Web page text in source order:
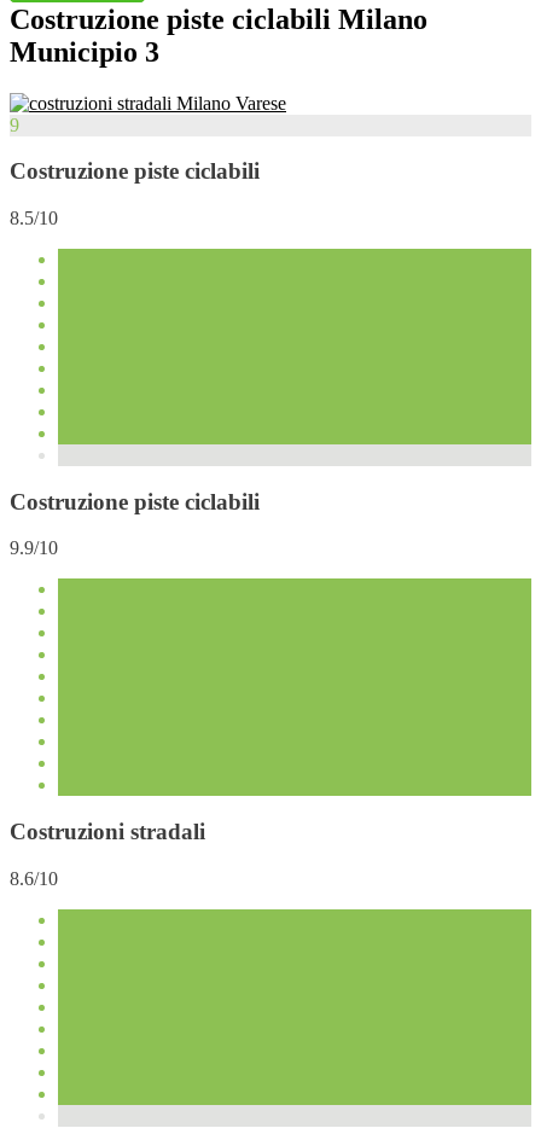
Costruzione piste ciclabili Milano
Municipio 3
9
Costruzione piste ciclabili
8.5/10
Costruzione piste ciclabili
9.9/10
Costruzioni stradali
8.6/10